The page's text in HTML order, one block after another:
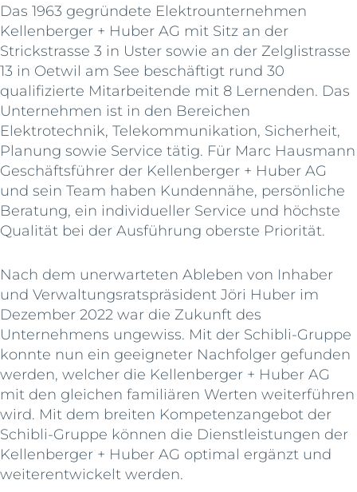
Das 1963 gegründete Elektrounternehmen
Kellenberger + Huber AG mit Sitz an der
Strickstrasse 3 in Uster sowie an der Zelglistrasse
13 in Oetwil am See beschäftigt rund 30
qualifizierte Mitarbeitende mit 8 Lernenden. Das
Unternehmen ist in den Bereichen
Elektrotechnik, Telekommunikation, Sicherheit,
Planung sowie Service tätig. Für Marc Hausmann
Geschäftsführer der Kellenberger + Huber AG
und sein Team haben Kundennähe, persönliche
Beratung, ein individueller Service und höchste
Qualität bei der Ausführung oberste Priorität.
Nach dem unerwarteten Ableben von Inhaber
und Verwaltungsratspräsident Jöri Huber im
Dezember 2022 war die Zukunft des
Unternehmens ungewiss. Mit der Schibli-Gruppe
konnte nun ein geeigneter Nachfolger gefunden
werden, welcher die Kellenberger + Huber AG
mit den gleichen familiären Werten weiterführen
wird. Mit dem breiten Kompetenzangebot der
Schibli-Gruppe können die Dienstleistungen der
Kellenberger + Huber AG optimal ergänzt und
weiterentwickelt werden.